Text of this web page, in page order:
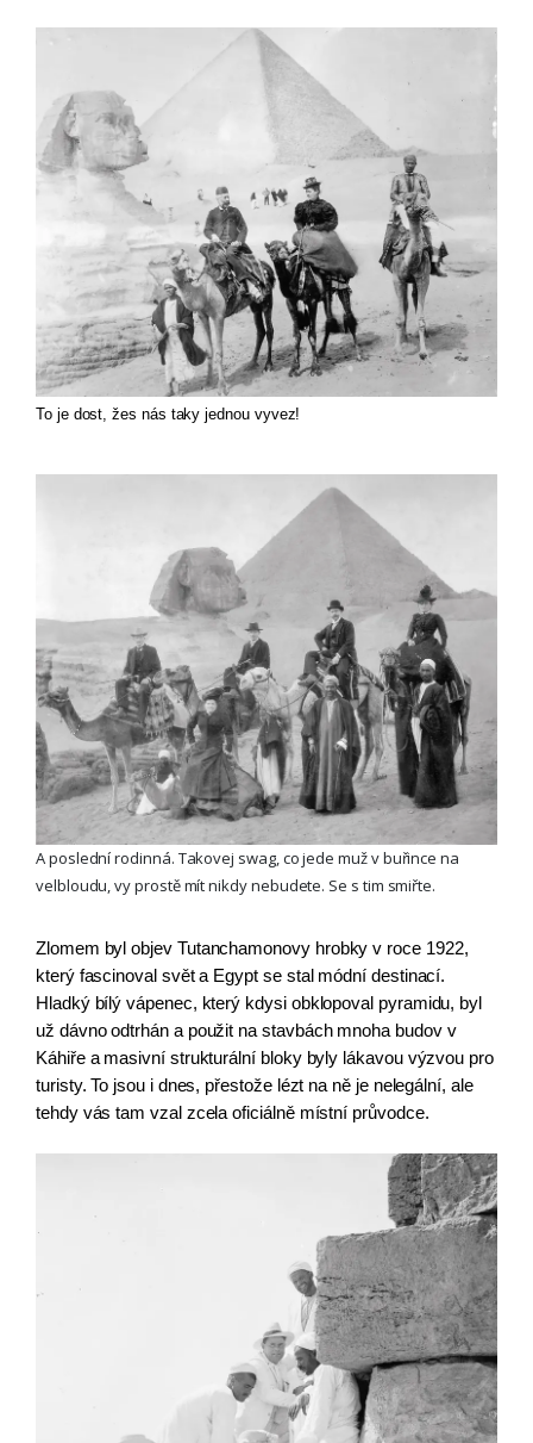
To je dost, žes nás taky jednou vyvez!
A poslední rodinná. Takovej swag, co jede muž v buřince na
velbloudu, vy prostě mít nikdy nebudete. Se s tim smiřte.
Zlomem byl objev Tutanchamonovy hrobky v roce 1922,
který fascinoval svět a Egypt se stal módní destinací.
Hladký bílý vápenec, který kdysi obklopoval pyramidu, byl
už dávno odtrhán a použit na stavbách mnoha budov v
Káhiře a masivní strukturální bloky byly lákavou výzvou pro
turisty. To jsou i dnes, přestože lézt na ně je nelegální, ale
tehdy vás tam vzal zcela oficiálně místní průvodce.